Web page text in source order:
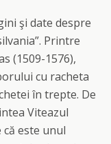
şi date despre
Printre
(1509-1576),
cu racheta
în trepte. De
Viteazul
că este unul